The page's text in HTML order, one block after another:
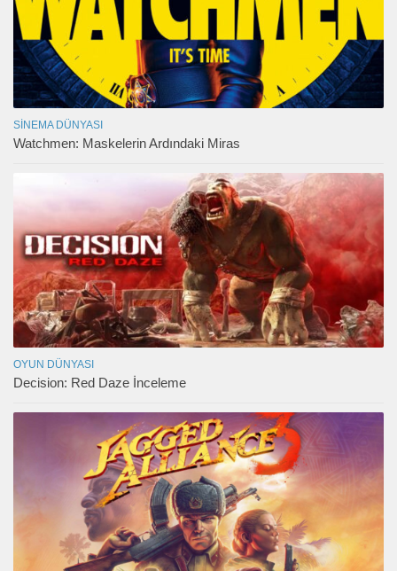
SINEMA DÜNYASI
Watchmen: Maskelerin Ardındaki Miras
OYUN DÜNYASI
Decision: Red Daze İnceleme